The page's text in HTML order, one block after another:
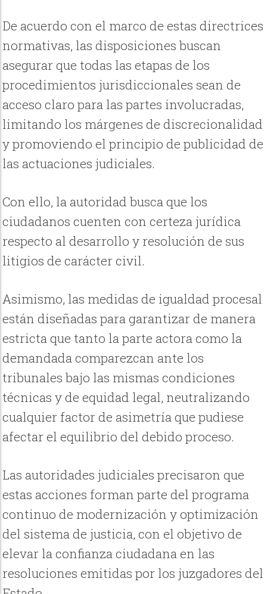
De acuerdo con el marco de estas directrices
normativas, las disposiciones buscan
asegurar que todas las etapas de los
procedimientos jurisdiccionales sean de
acceso claro para las partes involucradas,
limitando los márgenes de discrecionalidad
y promoviendo el principio de publicidad de
las actuaciones judiciales.
Con ello, la autoridad busca que los
ciudadanos cuenten con certeza jurídica
respecto al desarrollo y resolución de sus
litigios de carácter civil.
Asimismo, las medidas de igualdad procesal
están diseñadas para garantizar de manera
estricta que tanto la parte actora como la
demandada comparezcan ante los
tribunales bajo las mismas condiciones
técnicas y de equidad legal, neutralizando
cualquier factor de asimetría que pudiese
afectar el equilibrio del debido proceso.
Las autoridades judiciales precisaron que
estas acciones forman parte del programa
continuo de modernización y optimización
del sistema de justicia, con el objetivo de
elevar la confianza ciudadana en las
resoluciones emitidas por los juzgadores del